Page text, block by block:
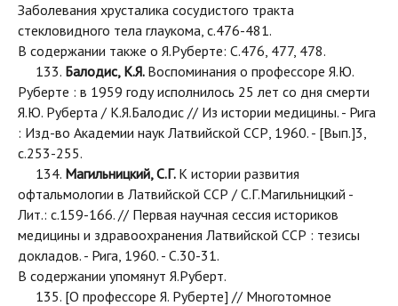
Заболевания хрусталика сосудистого тракта
стекловидного тела глаукома, с.476-481.
В содержании также о Я.Руберте: С.476, 477, 478.
133. Балодис, К.Я. Воспоминания о профессоре Я.Ю.
Руберте : в 1959 году исполнилось 25 лет со дня смерти
Я.Ю. Руберта / К.Я.Балодис // Из истории медицины. - Рига
: Изд-во Академии наук Латвийской ССР, 1960. - [Вып.]3,
с.253-255.
134. Магильницкий, С.Г. К истории развития
офтальмологии в Латвийской ССР / С.Г.Магильницкий -
Лит.: с.159-166. // Первая научная сессия историков
медицины и здравоохранения Латвийской ССР : тезисы
докладов. - Рига, 1960. - С.30-31.
В содержании упомянут Я.Руберт.
135. [О профессоре Я. Руберте] // Многотомное